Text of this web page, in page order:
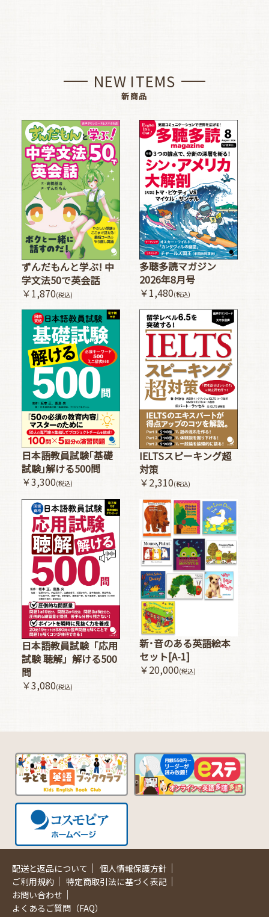
NEW ITEMS
新商品
ずんだもんと学ぶ! 中
学文法50で英会話
￥1,870(税込)
多聴多読マガジン
2026年8月号
￥1,480(税込)
日本語教員試験｢基礎
試験｣解ける500問
￥3,300(税込)
IELTSスピーキング超
対策
￥2,310(税込)
日本語教員試験「応用
試験 聴解」解ける500
問
￥3,080(税込)
新･音のある英語絵本
セット[A-1]
￥20,000(税込)
配送と返品について ｜ 個人情報保護方針 ｜
ご利用規約 ｜ 特定商取引法に基づく表記 ｜
お問い合わせ ｜
よくあるご質問（FAQ）